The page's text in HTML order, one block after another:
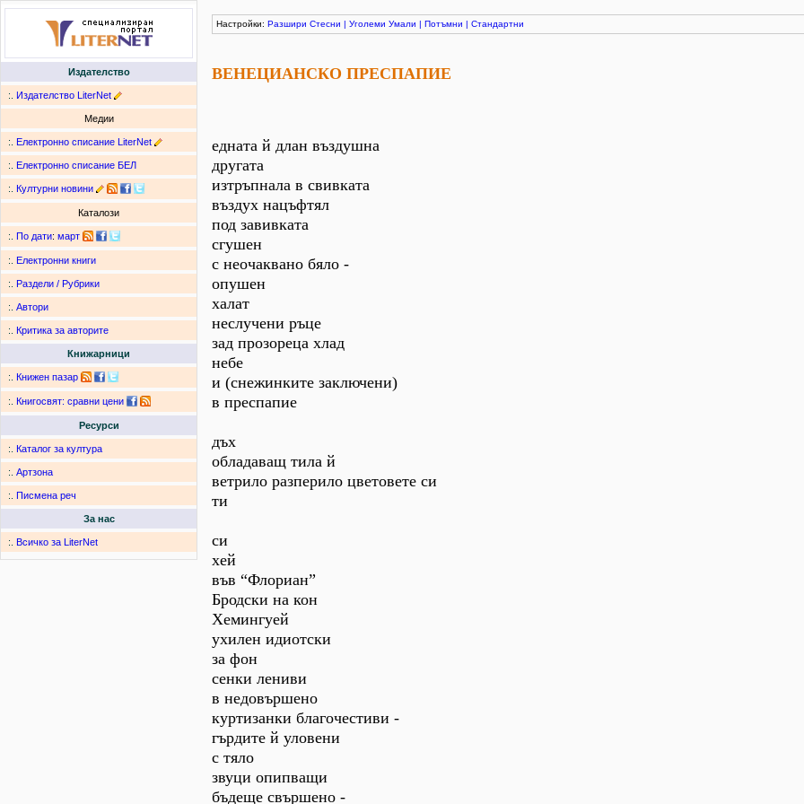
Издателство
:. Издателство LiterNet
Медии
:. Електронно списание LiterNet
:. Електронно списание БЕЛ
:. Културни новини
Каталози
:. По дати: март
:. Електронни книги
:. Раздели / Рубрики
:. Автори
:. Критика за авторите
Книжарници
:. Книжен пазар
:. Книгосвят: сравни цени
Ресурси
:. Каталог за култура
:. Артзона
:. Писмена реч
За нас
:. Всичко за LiterNet
Настройки: Разшири Стесни | Уголеми Умали | Потъмни | Стандартни
ВЕНЕЦИАНСКО ПРЕСПАПИЕ
едната й длан въздушна
другата
изтръпнала в свивката
въздух нацъфтял
под завивката
сгушен
с неочаквано бяло -
опушен
халат
неслучени ръце
зад прозореца хлад
небе
и (снежинките заключени)
в преспапие
дъх
обладаващ тила й
ветрило разперило цветовете си
ти
си
хей
във “Флориан”
Бродски на кон
Хемингуей
ухилен идиотски
за фон
сенки лениви
в недовършено
куртизанки благочестиви -
гърдите й уловени
с тяло
звуци опипващи
бъдеще свършeно -